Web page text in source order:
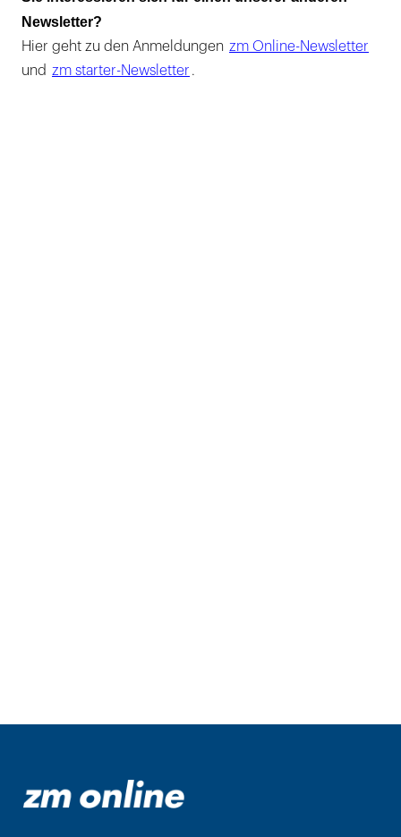
Newsletter?
Hier geht zu den Anmeldungen zm Online-Newsletter
und zm starter-Newsletter .